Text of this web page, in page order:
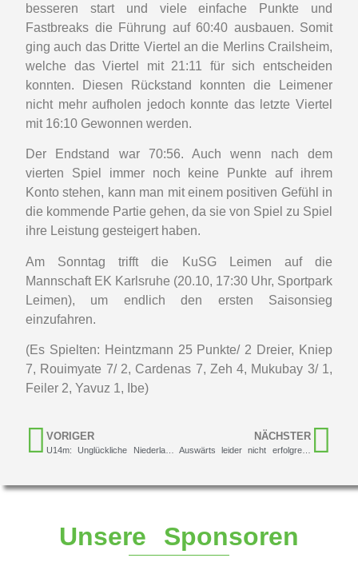
besseren start und viele einfache Punkte und
Fastbreaks die Führung auf 60:40 ausbauen. Somit
ging auch das Dritte Viertel an die Merlins Crailsheim,
welche das Viertel mit 21:11 für sich entscheiden
konnten. Diesen Rückstand konnten die Leimener
nicht mehr aufholen jedoch konnte das letzte Viertel
mit 16:10 Gewonnen werden.
Der Endstand war 70:56. Auch wenn nach dem
vierten Spiel immer noch keine Punkte auf ihrem
Konto stehen, kann man mit einem positiven Gefühl in
die kommende Partie gehen, da sie von Spiel zu Spiel
ihre Leistung gesteigert haben.
Am Sonntag trifft die KuSG Leimen auf die
Mannschaft EK Karlsruhe (20.10, 17:30 Uhr, Sportpark
Leimen), um endlich den ersten Saisonsieg
einzufahren.
(Es Spielten: Heintzmann 25 Punkte/ 2 Dreier, Kniep
7, Rouimyate 7/ 2, Cardenas 7, Zeh 4, Mukubay 3/ 1,
Feiler 2, Yavuz 1, Ibe)
VORIGER
U14m: Unglückliche Niederlage im ersten Spiel
NÄCHSTER
Auswärts leider nicht erfolgreich
Unsere Sponsoren